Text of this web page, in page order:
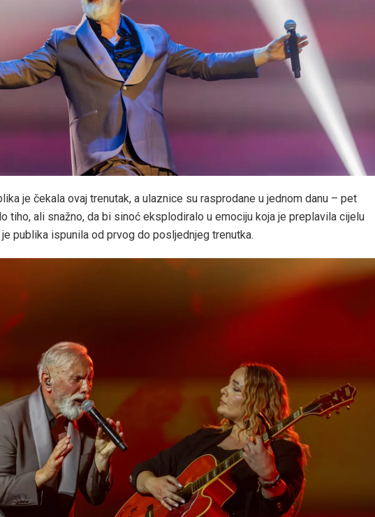
je čekala ovaj trenutak, a ulaznice su rasprodane u jednom danu – pet
tiho, ali snažno, da bi sinoć eksplodiralo u emociju koja je preplavila cijelu
publika ispunila od prvog do posljednjeg trenutka.